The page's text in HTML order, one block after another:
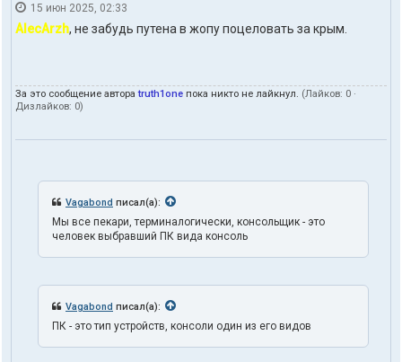
н
т
а
п
ь
в
е
л
r
t
h
15 июн 2025, 02:33
AlecArzh, не забудь путена в жопу поцеловать за крым.
За это сообщение автораtruth1one пока никто не лайкнул. (Лайков: 0 ·
Дизлайков: 0)
Vagabond писал(а):
Мы все пекари, терминалогически, консольщик - это
человек выбравший ПК вида консоль
Vagabond писал(а):
ПК - это тип устройств, консоли один из его видов